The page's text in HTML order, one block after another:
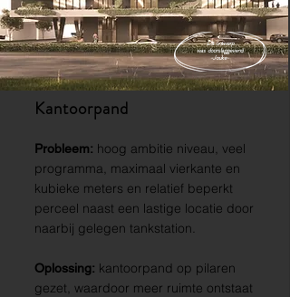
Dit ontwerp
was doorslaggevend.
-Jouke-
Probleem: hoog ambitie niveau, veel
programma, maximaal vierkante en
kubieke meters en relatief beperkt
perceel naast een lastige locatie door
naarbij gelegen tankstation.
Oplossing: kantoorpand op pilaren
gezet, waardoor meer ruimte ontstaat
Kantoorpand